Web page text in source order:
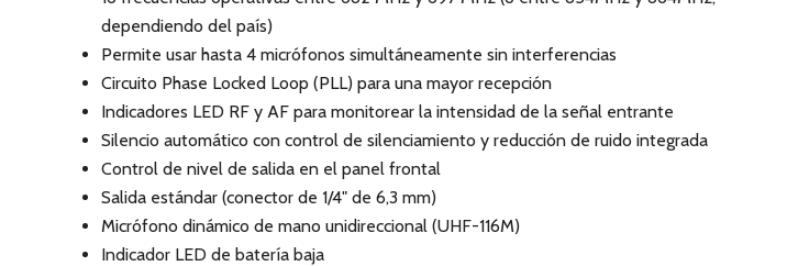
dependiendo del país)
Permite usar hasta 4 micrófonos simultáneamente sin interferencias
Circuito Phase Locked Loop (PLL) para una mayor recepción
Indicadores LED RF y AF para monitorear la intensidad de la señal entrante
Silencio automático con control de silenciamiento y reducción de ruido integrada
Control de nivel de salida en el panel frontal
Salida estándar (conector de 1/4" de 6,3 mm)
Micrófono dinámico de mano unidireccional (UHF-116M)
Indicador LED de batería baja